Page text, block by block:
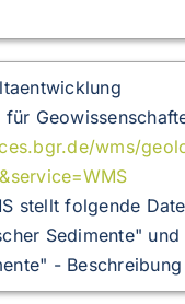
wms/
stellt folgende
Sedimente"
-